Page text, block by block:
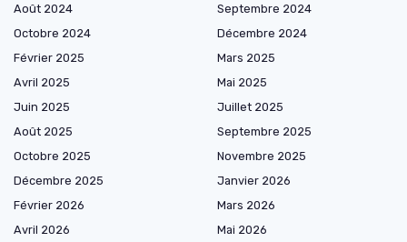
Août 2024
Septembre 2024
Octobre 2024
Décembre 2024
Février 2025
Mars 2025
Avril 2025
Mai 2025
Juin 2025
Juillet 2025
Août 2025
Septembre 2025
Octobre 2025
Novembre 2025
Décembre 2025
Janvier 2026
Février 2026
Mars 2026
Avril 2026
Mai 2026